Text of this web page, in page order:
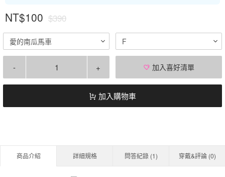
NT$100 $390
愛的南瓜馬車 F
- + 加入喜好清單
加入購物車
商品介紹 詳細規格 問答紀錄 (1) 穿戴&評論 (0)